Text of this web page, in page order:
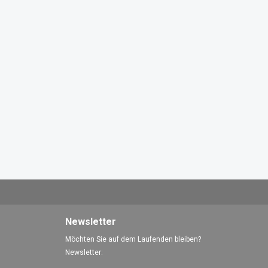
Newsletter
Möchten Sie auf dem Laufenden bleiben?
Newsletter: